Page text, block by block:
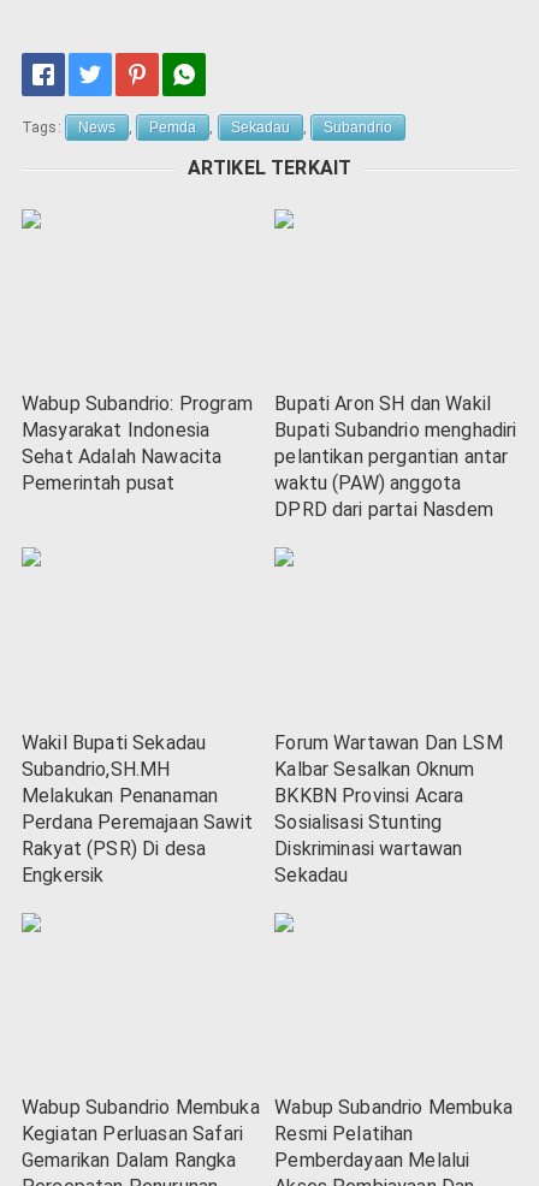
Tags: News , Pemda , Sekadau , Subandrio
ARTIKEL TERKAIT
Wabup Subandrio: Program
Masyarakat Indonesia
Sehat Adalah Nawacita
Pemerintah pusat
Bupati Aron SH dan Wakil
Bupati Subandrio menghadiri
pelantikan pergantian antar
waktu (PAW) anggota
DPRD dari partai Nasdem
Wakil Bupati Sekadau
Subandrio,SH.MH
Melakukan Penanaman
Perdana Peremajaan Sawit
Rakyat (PSR) Di desa
Engkersik
Forum Wartawan Dan LSM
Kalbar Sesalkan Oknum
BKKBN Provinsi Acara
Sosialisasi Stunting
Diskriminasi wartawan
Sekadau
Wabup Subandrio Membuka
Kegiatan Perluasan Safari
Gemarikan Dalam Rangka
Wabup Subandrio Membuka
Resmi Pelatihan
Pemberdayaan Melalui